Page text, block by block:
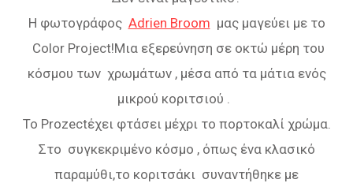
Η φωτογράφος Adrien Broom μας μαγεύει με το
Color Project!Μια εξερεύνηση σε οκτώ μέρη του
κόσμου των χρωμάτων , μέσα από τα μάτια ενός
μικρού κοριτσιού .
Το Prozectέχει φτάσει μέχρι το πορτοκαλί χρώμα.
Στο συγκεκριμένο κόσμο , όπως ένα κλασικό
παραμύθι,το κοριτσάκι συναντήθηκε με